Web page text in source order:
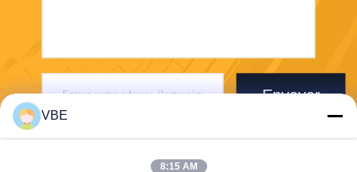
Envoyer
VBE
8:15 AM